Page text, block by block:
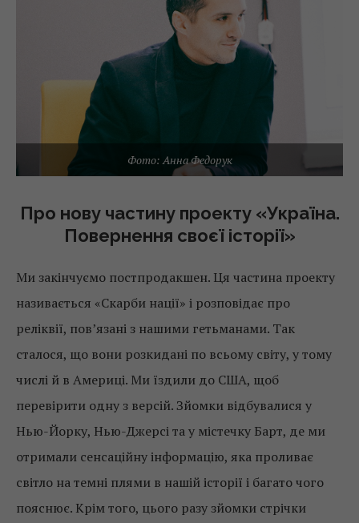
Фото: Анна Федорук
Про нову частину проекту «Україна.
Повернення своєї історії»
Ми закінчуємо постпродакшен. Ця частина проекту
називається «Скарби нації» і розповідає про
реліквії, пов’язані з нашими гетьманами. Так
сталося, що вони розкидані по всьому світу, у тому
числі й в Америці. Ми їздили до США, щоб
перевірити одну з версій. Зйомки відбувалися у
Нью-Йорку, Нью-Джерсі та у містечку Барт, де ми
отримали сенсаційну інформацію, яка проливає
світло на темні плями в нашій історії і багато чого
пояснює. Крім того, цього разу зйомки стрічки